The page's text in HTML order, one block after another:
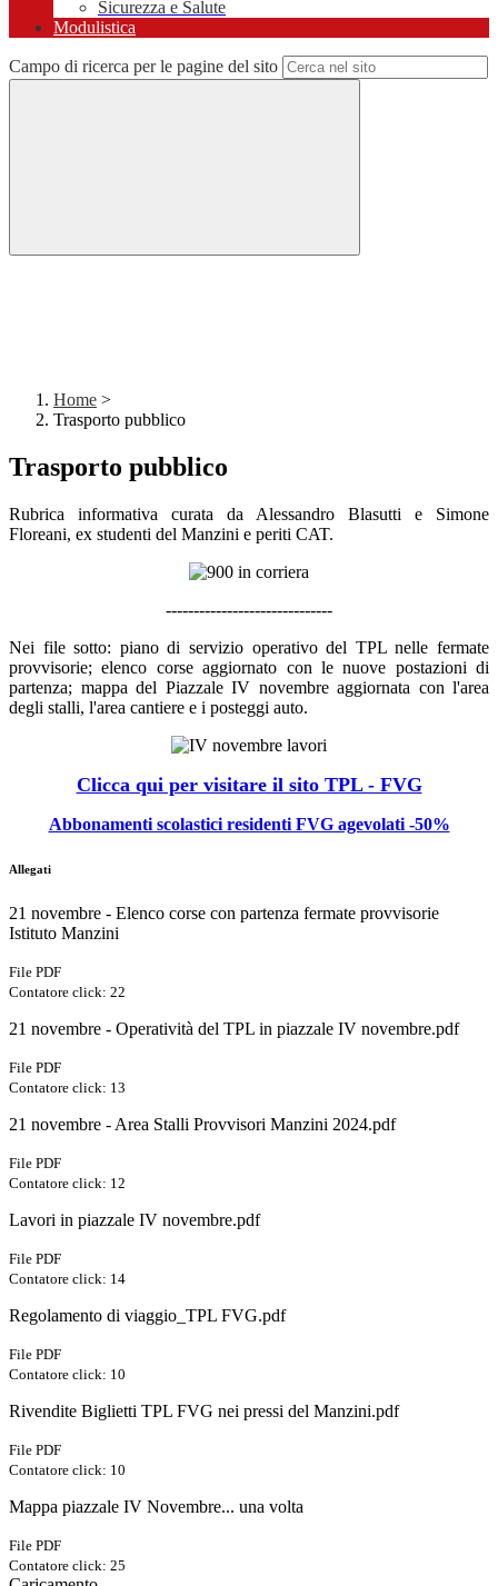
Sicurezza e Salute
Modulistica
Campo di ricerca per le pagine del sito
Home >
Trasporto pubblico
Trasporto pubblico
Rubrica informativa curata da Alessandro Blasutti e Simone
Floreani, ex studenti del Manzini e periti CAT.
------------------------------
Nei file sotto: piano di servizio operativo del TPL nelle fermate
provvisorie; elenco corse aggiornato con le nuove postazioni di
partenza; mappa del Piazzale IV novembre aggiornata con l'area
degli stalli, l'area cantiere e i posteggi auto.
Clicca qui per visitare il sito TPL - FVG
Abbonamenti scolastici residenti FVG agevolati -50%
Allegati
21 novembre - Elenco corse con partenza fermate provvisorie
Istituto Manzini
File PDF
Contatore click: 22
21 novembre - Operatività del TPL in piazzale IV novembre.pdf
File PDF
Contatore click: 13
21 novembre - Area Stalli Provvisori Manzini 2024.pdf
File PDF
Contatore click: 12
Lavori in piazzale IV novembre.pdf
File PDF
Contatore click: 14
Regolamento di viaggio_TPL FVG.pdf
File PDF
Contatore click: 10
Rivendite Biglietti TPL FVG nei pressi del Manzini.pdf
File PDF
Contatore click: 10
Mappa piazzale IV Novembre... una volta
File PDF
Contatore click: 25